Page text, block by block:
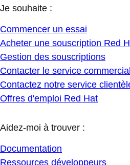
Je souhaite :
Commencer un essai
Acheter une souscription Red
Gestion des souscriptions
Contacter le service commercial
Contactez notre service
Offres d'emploi Red Hat
Aidez-moi à trouver :
Documentation
Ressources développeurs